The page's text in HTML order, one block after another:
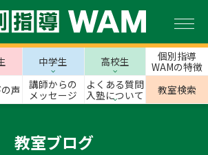
中学生 高校生
個別指導
WAMの特徴
声
講師からの
メッセージ
よくある質問
入塾について
教室検索
教室ブログ